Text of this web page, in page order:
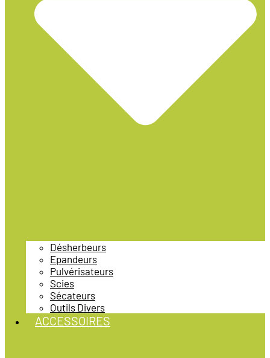
Désherbeurs
Epandeurs
Pulvérisateurs
Scies
Sécateurs
Outils Divers
ACCESSOIRES